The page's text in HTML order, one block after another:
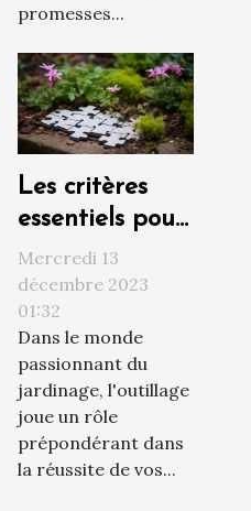
promesses...
Les critères
essentiels pour
une scie
sauteuse
efficace dans
vos travaux de
jardinage
Mercredi 13
décembre 2023
01:32
Dans le monde
passionnant du
jardinage, l'outillage
joue un rôle
prépondérant dans
la réussite de vos...